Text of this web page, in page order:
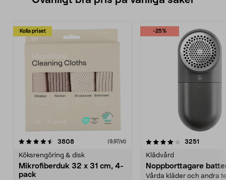
Kolla priset
3808recensioner (9,97/st)
Köksrengöring & disk
Mikrofiberduk 32 x 31 cm, 4-
pack
-25%
4.0av 5 stjärnor 3251
Klädvård
Noppborttagare
Vårda kläder och andra
4.5av 5 stjärnor